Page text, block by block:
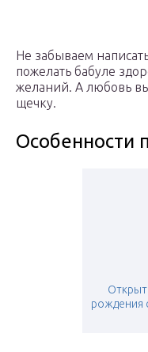
Не забываем
пожелать бабуле
желаний. А любовь
щечку.
Особенности
рождения